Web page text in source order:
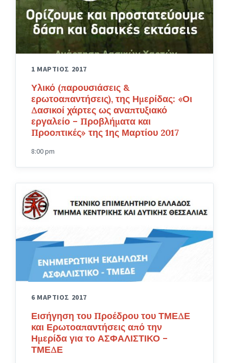
1 ΜΑΡΤΙΟΣ 2017
Υλικό (παρουσιάσεις &
ερωτοαπαντήσεις), της Ημερίδας: «Οι
Δασικοί χάρτες ως αναπτυξιακό
εργαλείο – Προβλήματα και
Προοπτικές» της 1ης Μαρτίου 2017
8:00 pm
6 ΜΑΡΤΙΟΣ 2017
Εισήγηση του Προέδρου του ΤΜΕΔΕ
και Ερωτοαπαντήσεις από την
Ημερίδα για το ΑΣΦΑΛΙΣΤΙΚΟ –
ΤΜΕΔΕ